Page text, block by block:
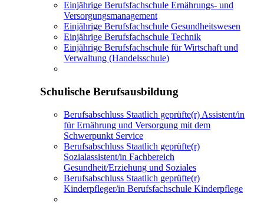
Einjährige Berufsfachschule Ernährungs- und
Versorgungsmanagement
Einjährige Berufsfachschule Gesundheitswesen
Einjährige Berufsfachschule Technik
Einjährige Berufsfachschule für Wirtschaft und
Verwaltung (Handelsschule)
Schulische Berufsausbildung
Berufsabschluss Staatlich geprüfte(r) Assistent/in
für Ernährung und Versorgung mit dem
Schwerpunkt Service
Berufsabschluss Staatlich geprüfte(r)
Sozialassistent/in Fachbereich
Gesundheit/Erziehung und Soziales
Berufsabschluss Staatlich geprüfte(r)
Kinderpfleger/in Berufsfachschule Kinderpflege